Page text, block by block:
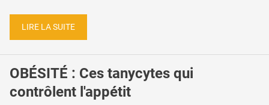
LIRE LA SUITE
OBÉSITÉ : Ces tanycytes qui
contrôlent l'appétit